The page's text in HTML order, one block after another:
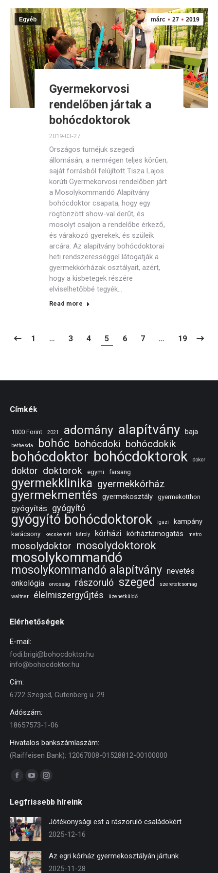
márc 27 2019
Egyéb
Gyermekorvosi
rendelőben jártak a
bohócdoktorok
2019-03-27
Országos turnéjuk szegedi
állomásán, a nemrégen teljes körűen,
saját forrásból felújított Tisza Lajos
körúti Gyermekorvosi rendelőben járt
a Mosolykommandó Alapítvány
bohócdoktor csapata, hogy egy
rögtönzött show-val derűt, és
mosolyt csaljon a rendelőbe érkező,
és várakozó gyerekek, és szüleik
arcára. Az alapítvány bohócdoktorai
heti rendszerességgel látogatják a
gyermekkórházak osztályait, azért,
hogy a kisbetegek részére
elviselhetőbbé tegyék…
Read more
1 … 3 4 5 6 7 … 19
Címkék
1000 Forint 2021 adomány alapítvány baja
bethesda bohóc bohócdoki bohócdokik
bohócdoktor bohócdoktorok dokor
doktor doktorok egymi farsang
gyermekklinika gyermekkórház
gyermekmentés gyermekosztály gyermekotthon
gyógyítás gyógyító
gyógyító bohócdoktorok igazi kampány
karácsony kecskemét károly kórházi kórháztámogatás metro
mosolydoktor mosolydoktorok
mosolykommandó
mosolykommandó alapítvány nevetés
onkológia
orvosság rászoruló szeged
szeretetcsomag
waltner
élelmiszergyűjtés üzenetküldő
Elérhetőségek
E-mail:
fodi.brigi@bohocdoktor.hu
info@bohocdoktor.hu
Cím:
6722 Szeged, Gutenberg u. 29.
Adószám:
18657573-1-06
Hivatalos bankszámlaszám:
(Raiffeisen Bank): 12067008-01528812-00100000
Find us on:
Facebook
opens
in
new
YouTube
opens
in
new
Instagram
opens
new
Legfrissebb híreink
Jótékonysági est a rászoruló családokért
2025-12-16
Az egri kórház gyermekosztályán jártunk
2025-11-28